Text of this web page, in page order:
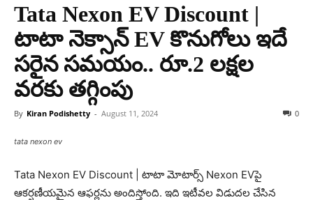
Tata Nexon EV Discount |
టాటా నెక్సాన్ EV కొనుగోలు ఇదే
సరైన సమయం.. రూ.2 లక్షల
వరకు తగ్గింపు
By Kiran Podishetty - August 11, 2024 0
tata nexon ev
Tata Nexon EV Discount | టాటా మోటార్స్ Nexon EVపై
ఆకర్షణీయమైన ఆఫర్లను అందిస్తోంది. ఇది ఇటీవల విడుదల చేసిన